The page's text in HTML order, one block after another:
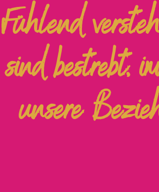
Fühlend
sind bestrebt,
unsere